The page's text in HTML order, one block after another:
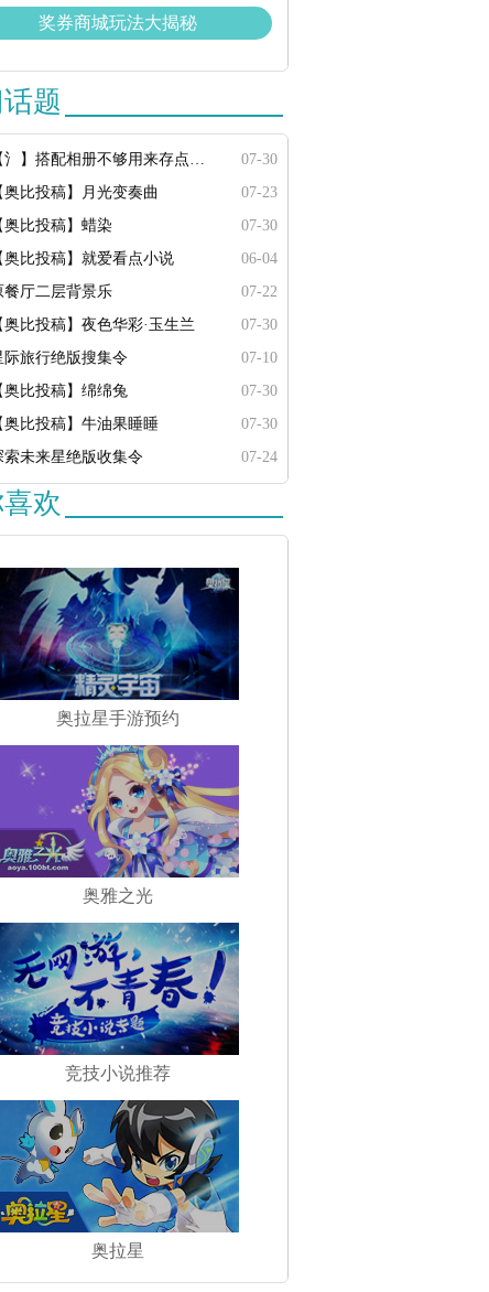
奖券商城玩法大揭秘
题
【氵】搭配相册不够用来存点搭配
07-30
奥比投稿】月光变奏曲
07-23
奥比投稿】蜡染
07-30
奥比投稿】就爱看点小说
06-04
餐厅二层背景乐
07-22
奥比投稿】夜色华彩·玉生兰
07-30
际旅行绝版搜集令
07-10
奥比投稿】绵绵兔
07-30
奥比投稿】牛油果睡睡
07-30
索未来星绝版收集令 07-24
欢
奥拉星手游预约
奥雅之光
竞技小说推荐
奥拉星